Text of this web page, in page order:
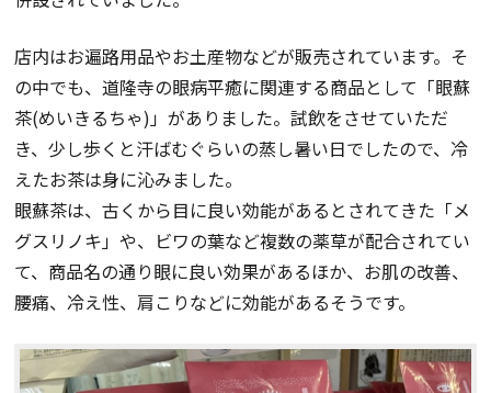
店内はお遍路用品やお土産物などが販売されています。そ
の中でも、道隆寺の眼病平癒に関連する商品として「眼蘇
茶(めいきるちゃ)」がありました。試飲をさせていただ
き、少し歩くと汗ばむぐらいの蒸し暑い日でしたので、冷
えたお茶は身に沁みました。
眼蘇茶は、古くから目に良い効能があるとされてきた「メ
グスリノキ」や、ビワの葉など複数の薬草が配合されてい
て、商品名の通り眼に良い効果があるほか、お肌の改善、
腰痛、冷え性、肩こりなどに効能があるそうです。